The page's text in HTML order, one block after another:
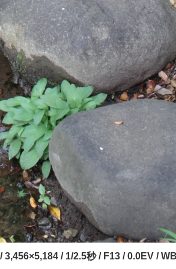
/ 1/2.5秒 / F13 / 0.0EV /